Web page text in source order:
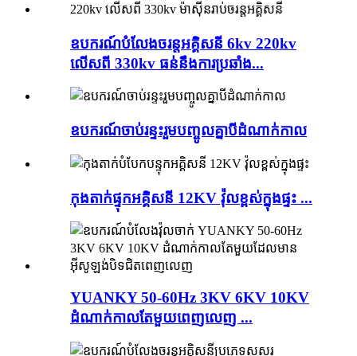
ឧបករណ៍បំលែងចរន្តអគ្គិសនី 6kv 220kv
លើសពី 330kv ធន់នឹងការប្រឆាំង...
ឧបករណ៍ចាប់រន្ទះរួមបញ្ចូលគ្នាបីដំណាក់កាល
កុងតាក់ផ្ទុកអគ្គិសនី 12KV វ៉ុលខ្ពស់ក្នុងផ្ទះ ...
YUANKY 50-60Hz 3KV 6KV 10KV
ដំណាក់កាលតែមួយពេញលេញ ...